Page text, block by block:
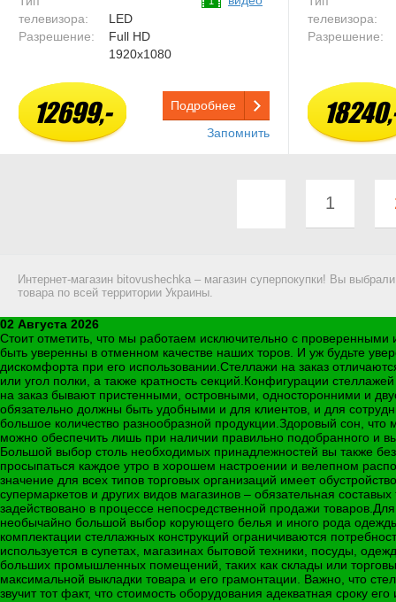
телевизора:
LED
Разрешение:
Full HD
1920x1080
12699,-
Подробнее
Запомнить
телевизора:
Разрешение:
1
Интернет-магазин bitovushechka – магазин суперпокупки! Вы
товара по всей территории Украины.
02 Августа 2026
Стоит отметить, что мы работаем исключительно с
быть уверенны в отменном качестве наших торов. И уж будьте
дискомфорта при его использовании.Стеллажи на заказ
или угол полки, а также кратность секций.Конфигурации
на заказ бывают пристенными, островными, односторонними и
обязательно должны быть удобными и для клиентов, и для
большое количество разнообразной продукции.Здоровый сон,
можно обеспечить лишь при наличии правильно подобранного и
Большой выбор столь необходимых принадлежностей вы также
просыпаться каждое утро в хорошем настроении и велепном
значение для всех типов торговых организаций имеет
супермаркетов и других видов магазинов – обязательная
задействовано в процессе непосредственной продажи
необычайно большой выбор корующего белья и иного рода
комплектации стеллажных конструкций ограничиваются
используется в супетах, магазинах бытовой техники, посуды,
больших промышленных помещений, таких как склады или
максимальной выкладки товара и его грамонтации. Важно, что
звучит тот факт, что стоимость оборудования адекватная сроку